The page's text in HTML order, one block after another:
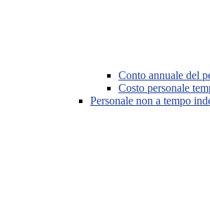
Conto annuale del
Costo personale
Personale non a tempo